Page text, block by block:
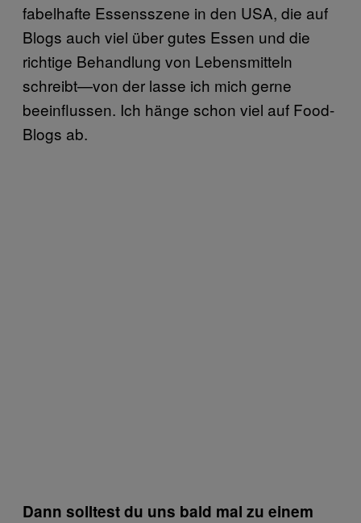
fabelhafte Essensszene in den USA, die auf
Blogs auch viel über gutes Essen und die
richtige Behandlung von Lebensmitteln
schreibt—von der lasse ich mich gerne
beeinflussen. Ich hänge schon viel auf Food-
Blogs ab.
Dann solltest du uns bald mal zu einem